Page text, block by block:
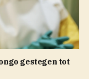
gestegen tot